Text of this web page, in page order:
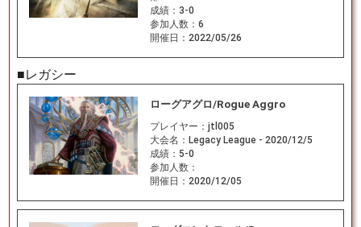
成績： 3-0
参加人数： 6
開催日： 2022/05/26
■レガシー
ローグアグロ/Rogue Aggro
プレイヤー： jtl005
大会名： Legacy League - 2020/12/5
成績： 5-0
参加人数：
開催日： 2020/12/05